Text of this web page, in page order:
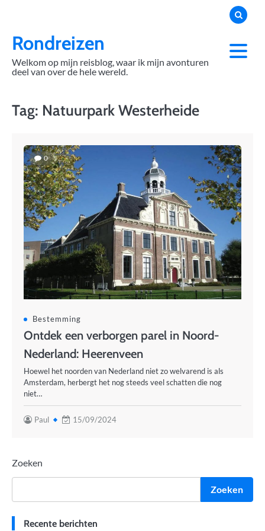
contentRondreizen
Welkom op mijn reisblog, waar ik mijn avonturen
deel van over de hele wereld.
Tag: Natuurpark Westerheide
0
Bestemming
Ontdek een verborgen parel in Noord-
Nederland: Heerenveen
Hoewel het noorden van Nederland niet zo welvarend is als
Amsterdam, herbergt het nog steeds veel schatten die nog
niet…
Paul 15/09/2024
Zoeken
Zoeken
Recente berichten